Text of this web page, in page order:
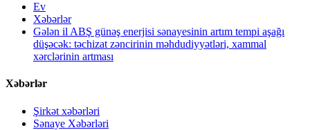
Ev
Xəbərlər
Gələn il ABŞ günəş enerjisi sənayesinin artım tempi aşağı
düşəcək: təchizat zəncirinin məhdudiyyətləri, xammal
xərclərinin artması
Xəbərlər
Şirkət xəbərləri
Sənaye Xəbərləri